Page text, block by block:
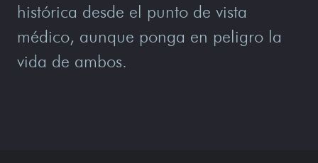
histórica desde el punto de vista
médico, aunque ponga en peligro la
vida de ambos.